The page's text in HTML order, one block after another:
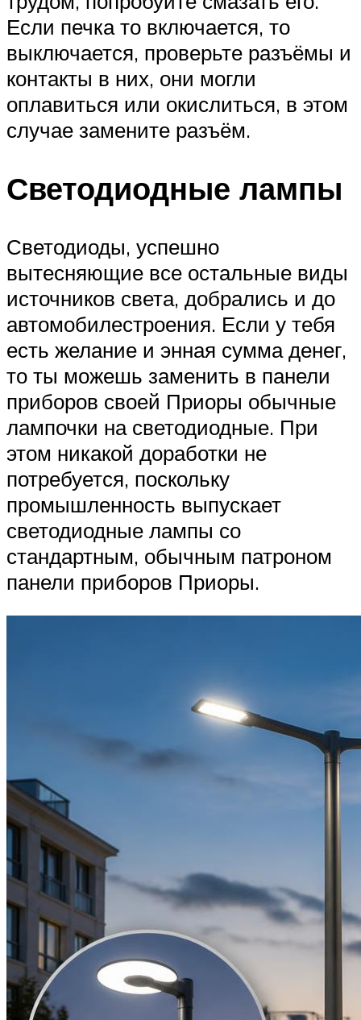
Если печка то включается, то
выключается, проверьте разъёмы и
контакты в них, они могли
оплавиться или окислиться, в этом
случае замените разъём.
Светодиодные лампы
Светодиоды, успешно
вытесняющие все остальные виды
источников света, добрались и до
автомобилестроения. Если у тебя
есть желание и энная сумма денег,
то ты можешь заменить в панели
приборов своей Приоры обычные
лампочки на светодиодные. При
этом никакой доработки не
потребуется, поскольку
промышленность выпускает
светодиодные лампы со
стандартным, обычным патроном
панели приборов Приоры.